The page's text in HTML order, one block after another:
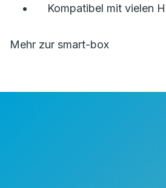
Kompatibel mit vielen
Mehr zur smart-box